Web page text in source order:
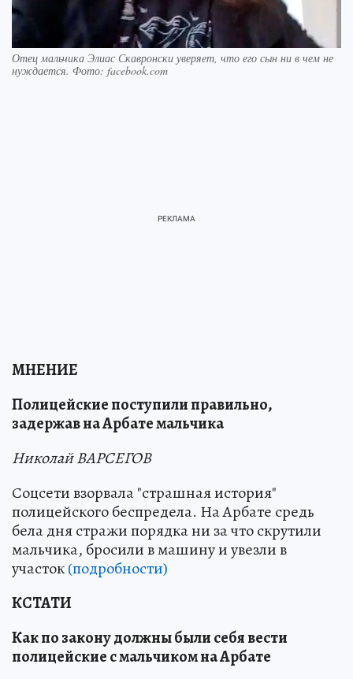
Отец мальчика Элиас Скавронски уверяет, что его сын ни в чем не
нуждается. Фото: facebook.com
МНЕНИЕ
Полицейские поступили правильно,
задержав на Арбате мальчика
Николай ВАРСЕГОВ
Соцсети взорвала "страшная история"
полицейского беспредела. На Арбате средь
бела дня стражи порядка ни за что скрутили
мальчика, бросили в машину и увезли в
участок(подробности)
КСТАТИ
Как по закону должны были себя вести
полицейские с мальчиком на Арбате